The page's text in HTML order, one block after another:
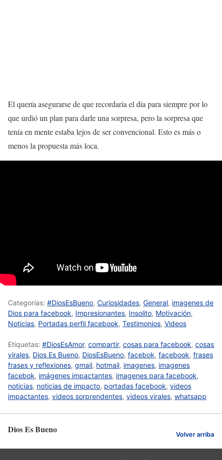
El quería asegurarse de que recordaría el día para siempre por lo
que urdió un plan para darle una sorpresa, pero la sorpresa que
tenía en mente estaba lejos de ser convencional. Esto es más o
menos la propuesta más loca.
Categorías: #DiosEsBueno, Curiosidades, General, imagenes de
Dios para facebook, Impresionantes, Insolito, Motivación,
Noticias, Portadas perfil facebook, Testimonios, Videos
Etiquetas: #DiosEsAmor, compartir, cosas para facebook, cosas
virales, Dios Es Bueno, DiosEsBueno, facebok, facebook, frases
frases y reflexiones, gmail, hotmail, imagenes, imagenes
facebok, imágenes impactantes, imagenes para facebook,
noticias, noticias de impacto, portadas facebook, videos
impactantes, videos sorprendentes, videos virales, whatsapp
Dios Es Bueno Volver arriba